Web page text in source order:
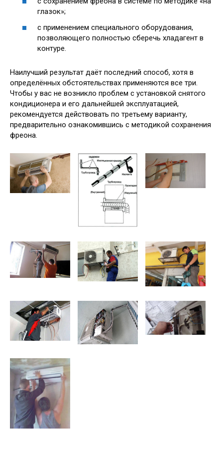
глазок»;
с применением специального оборудования,
позволяющего полностью сберечь хладагент в
контуре.
Наилучший результат даёт последний способ, хотя в
определённых обстоятельствах применяются все три.
Чтобы у вас не возникло проблем с установкой снятого
кондиционера и его дальнейшей эксплуатацией,
рекомендуется действовать по третьему варианту,
предварительно ознакомившись с методикой сохранения
фреона.